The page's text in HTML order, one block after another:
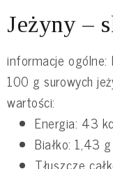
Jeżyny –
informacje ogólne:
100 g surowych
wartości:
Energia: 43
Białko: 1,43 g